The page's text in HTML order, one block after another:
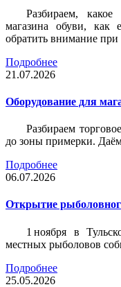
Разбираем,
магазина обуви, как
обратить внимание
Подробнее
21.07.2026
Оборудование для
Разбираем
до зоны примерки.
Подробнее
06.07.2026
Открытие
1 ноября в
местных рыболовов
Подробнее
25.05.2026